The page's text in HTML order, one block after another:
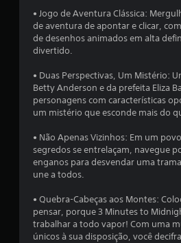
p
r
e
i
o
n
a
r
b
o
t
e
s
s
c
ê
p
e
c
r
i
r
p
o
n
o
s
d
e
• Jogo de Aventura Clássica:
de aventura de apontar e clicar,
de desenhos animados em alta
divertido.
• Duas Perspectivas, Um Mistério:
Betty Anderson e da prefeita Eliza
personagens com características
um mistério que esconde mais do
• Não Apenas Vizinhos: Em um
segredos se entrelaçam, navegue
enganos para desvendar uma
une a todos.
• Quebra-Cabeças aos Montes:
pensar, porque 3 Minutes to
trabalhar a todo vapor! Com uma
únicos à sua disposição, você